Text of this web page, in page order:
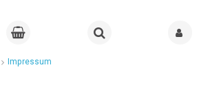
Impressum